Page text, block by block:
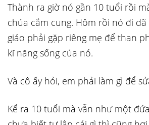
Thành ra giờ nó gần 10 tuổi rồi
chúa cắm cung. Hôm rồi nó đi
giáo phải gặp riêng mẹ để than
kĩ năng sống của nó.
Và cô ấy hỏi, em phải làm gì để
Kể ra 10 tuổi mà vẫn như một